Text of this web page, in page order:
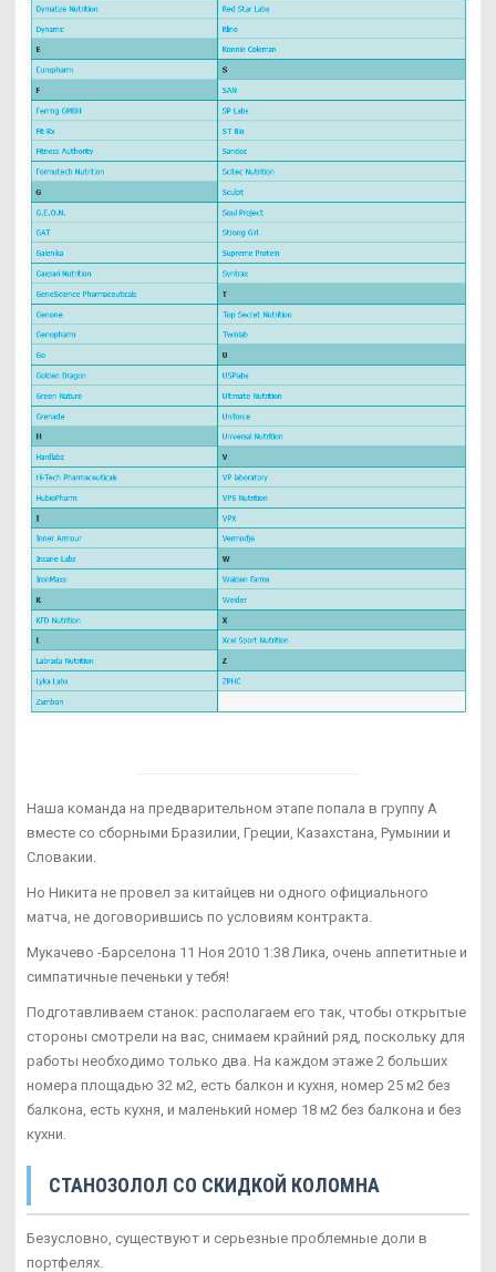
Наша команда на предварительном этапе попала в группу А
вместе со сборными Бразилии, Греции, Казахстана, Румынии и
Словакии.
Но Никита не провел за китайцев ни одного официального
матча, не договорившись по условиям контракта.
Мукачево -Барселона 11 Ноя 2010 1:38 Лика, очень аппетитные и
симпатичные печеньки у тебя!
Подготавливаем станок: располагаем его так, чтобы открытые
стороны смотрели на вас, снимаем крайний ряд, поскольку для
работы необходимо только два. На каждом этаже 2 больших
номера площадью 32 м2, есть балкон и кухня, номер 25 м2 без
балкона, есть кухня, и маленький номер 18 м2 без балкона и без
кухни.
СТАНОЗОЛОЛ СО СКИДКОЙ КОЛОМНА
Безусловно, существуют и серьезные проблемные доли в
портфелях.